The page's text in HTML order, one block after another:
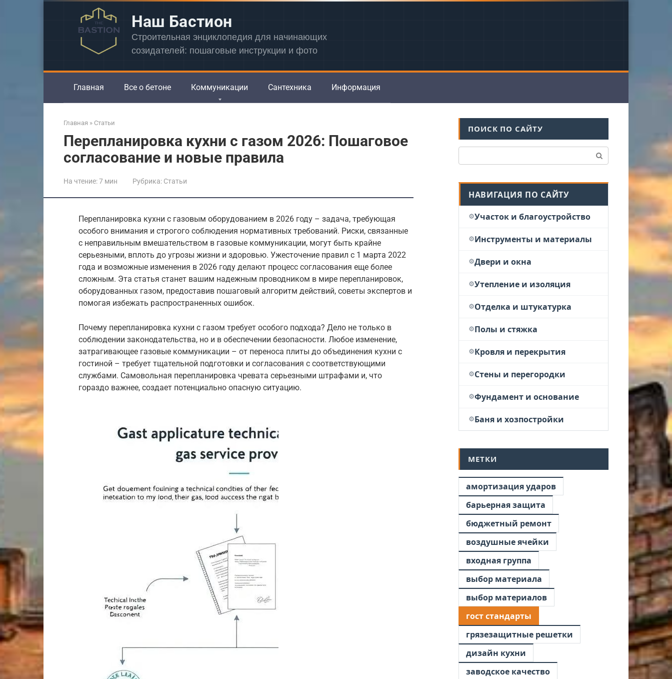
Наш Бастион
Строительная энциклопедия для начинающих
созидателей: пошаговые инструкции и фото
Главная Все о бетоне Коммуникации Сантехника Информация
Главная » Статьи
Перепланировка кухни с газом 2026: Пошаговое
согласование и новые правила
На чтение:7 мин Рубрика: Статьи
Перепланировка кухни с газовым оборудованием в 2026 году – задача, требующая
особого внимания и строгого соблюдения нормативных требований. Риски, связанные
с неправильным вмешательством в газовые коммуникации, могут быть крайне
серьезными, вплоть до угрозы жизни и здоровью. Ужесточение правил с 1 марта 2022
года и возможные изменения в 2026 году делают процесс согласования еще более
сложным. Эта статья станет вашим надежным проводником в мире перепланировок,
оборудованных газом, предоставив пошаговый алгоритм действий, советы экспертов и
помогая избежать распространенных ошибок.
Почему перепланировка кухни с газом требует особого подхода? Дело не только в
соблюдении законодательства, но и в обеспечении безопасности. Любое изменение,
затрагивающее газовые коммуникации – от переноса плиты до объединения кухни с
гостиной – требует тщательной подготовки и согласования с соответствующими
службами. Самовольная перепланировка чревата серьезными штрафами и, что
гораздо важнее, создает потенциально опасную ситуацию.
ПОИСК ПО САЙТУ
НАВИГАЦИЯ ПО САЙТУ
Участок и благоустройство
Инструменты и материалы
Двери и окна
Утепление и изоляция
Отделка и штукатурка
Полы и стяжка
Кровля и перекрытия
Стены и перегородки
Фундамент и основание
Баня и хозпостройки
МЕТКИ
амортизация ударов
барьерная защита
бюджетный ремонт
воздушные ячейки
входная группа
выбор материала
выбор материалов
гост стандарты
грязезащитные решетки
дизайн кухни
заводское качество